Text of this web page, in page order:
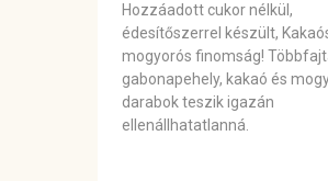
Hozzáadott cukor nélkül,
édesítőszerrel készült,
mogyorós finomság!
gabonapehely, kakaó és
darabok teszik igazán
ellenállhatatlanná.